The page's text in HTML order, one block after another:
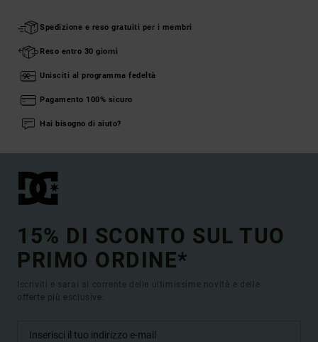
Spedizione e reso gratuiti per i membri
Reso entro 30 giorni
Unisciti al programma fedeltà
Pagamento 100% sicuro
Hai bisogno di aiuto?
15% DI SCONTO SUL TUO
PRIMO ORDINE*
Iscriviti e sarai al corrente delle ultimissime novità e delle
offerte più esclusive.